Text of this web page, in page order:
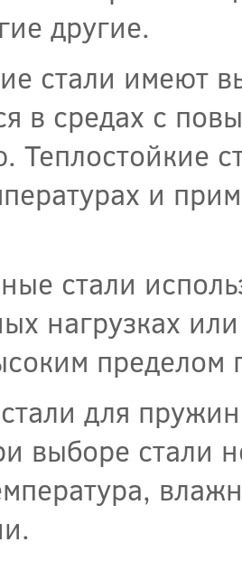
другие.
стали имеют
в средах с
Теплостойкие
и
стали
нагрузках
пределом
для
выборе стали